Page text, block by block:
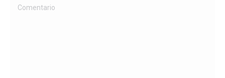
Comentario